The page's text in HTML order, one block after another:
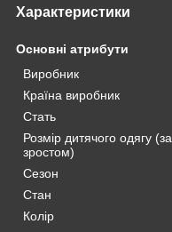
Характеристики
Основні атрибути
Виробник
Країна виробник
Стать
Розмір дитячого одягу (за
зростом)
Сезон
Стан
Колір